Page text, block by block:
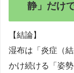
静」だけ
【結論】
湿布は「炎症（
かけ続ける「姿